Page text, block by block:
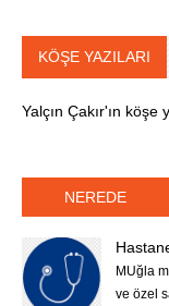
KÖŞE YAZILARI
Yalçın Çakır'ın köşe
NEREDE
MUğla
ve özel